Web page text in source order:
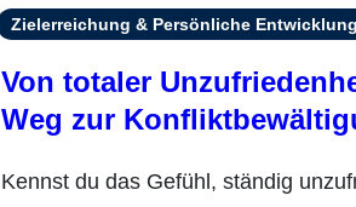
Zielerreichung & Persönliche
Von totaler
Weg zur
Kennst du das Gefühl, ständig unzufrieden zu sein? Mit allem und jedem? Ute Lepke